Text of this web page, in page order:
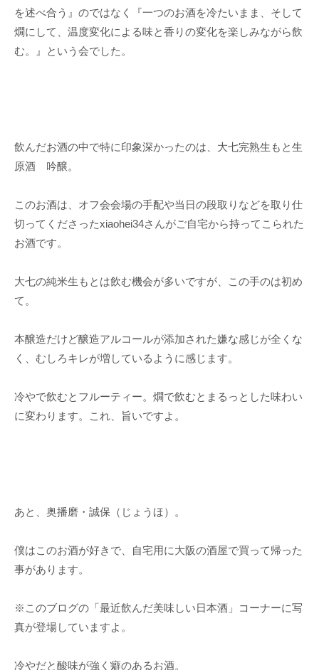
を述べ合う』のではなく『一つのお酒を冷たいまま、そして
燗にして、温度変化による味と香りの変化を楽しみながら飲
む。』という会でした。
飲んだお酒の中で特に印象深かったのは、大七完熟生もと生
原酒 吟醸。
このお酒は、オフ会会場の手配や当日の段取りなどを取り仕
切ってくださったxiaohei34さんがご自宅から持ってこられた
お酒です。
大七の純米生もとは飲む機会が多いですが、この手のは初め
て。
本醸造だけど醸造アルコールが添加された嫌な感じが全くな
く、むしろキレが増しているように感じます。
冷やで飲むとフルーティー。燗で飲むとまるっとした味わい
に変わります。これ、旨いですよ。
あと、奥播磨・誠保（じょうほ）。
僕はこのお酒が好きで、自宅用に大阪の酒屋で買って帰った
事があります。
※このブログの「最近飲んだ美味しい日本酒」コーナーに写
真が登場していますよ。
冷やだと酸味が強く癖のあるお酒。